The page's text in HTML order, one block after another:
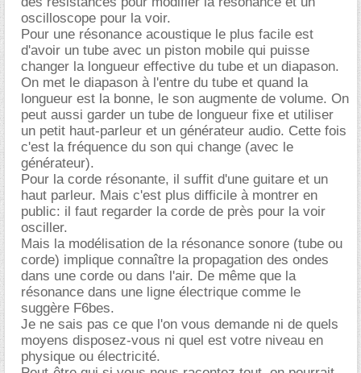
oscilloscope pour la voir.
Pour une résonance acoustique le plus facile est
d'avoir un tube avec un piston mobile qui puisse
changer la longueur effective du tube et un diapason.
On met le diapason à l'entre du tube et quand la
longueur est la bonne, le son augmente de volume. On
peut aussi garder un tube de longueur fixe et utiliser
un petit haut-parleur et un générateur audio. Cette fois
c'est la fréquence du son qui change (avec le
générateur).
Pour la corde résonante, il suffit d'une guitare et un
haut parleur. Mais c'est plus difficile à montrer en
public: il faut regarder la corde de près pour la voir
osciller.
Mais la modélisation de la résonance sonore (tube ou
corde) implique connaître la propagation des ondes
dans une corde ou dans l'air. De même que la
résonance dans une ligne électrique comme le
suggère F6bes.
Je ne sais pas ce que l'on vous demande ni de quels
moyens disposez-vous ni quel est votre niveau en
physique ou électricité.